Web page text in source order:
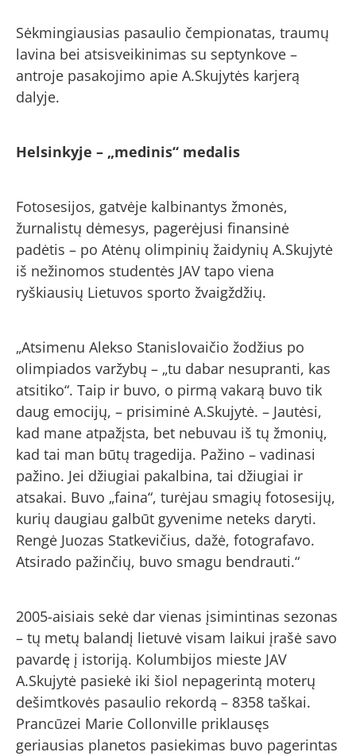
Sėkmingiausias pasaulio čempionatas, traumų
lavina bei atsisveikinimas su septynkove –
antroje pasakojimo apie A.Skujytės karjerą
dalyje.
Helsinkyje – „medinis“ medalis
Fotosesijos, gatvėje kalbinantys žmonės,
žurnalistų dėmesys, pagerėjusi finansinė
padėtis – po Atėnų olimpinių žaidynių A.Skujytė
iš nežinomos studentės JAV tapo viena
ryškiausių Lietuvos sporto žvaigždžių.
„Atsimenu Alekso Stanislovaičio žodžius po
olimpiados varžybų – „tu dabar nesupranti, kas
atsitiko“. Taip ir buvo, o pirmą vakarą buvo tik
daug emocijų, – prisiminė A.Skujytė. – Jautėsi,
kad mane atpažįsta, bet nebuvau iš tų žmonių,
kad tai man būtų tragedija. Pažino – vadinasi
pažino. Jei džiugiai pakalbina, tai džiugiai ir
atsakai. Buvo „faina“, turėjau smagių fotosesijų,
kurių daugiau galbūt gyvenime neteks daryti.
Rengė Juozas Statkevičius, dažė, fotografavo.
Atsirado pažinčių, buvo smagu bendrauti.“
2005-aisiais sekė dar vienas įsimintinas sezonas
– tų metų balandį lietuvė visam laikui įrašė savo
pavardę į istoriją. Kolumbijos mieste JAV
A.Skujytė pasiekė iki šiol nepagerintą moterų
dešimtkovės pasaulio rekordą – 8358 taškai.
Prancūzei Marie Collonville priklausęs
geriausias planetos pasiekimas buvo pagerintas